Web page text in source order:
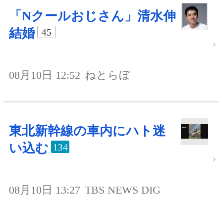
「Nクールおじさん」清水伸
結婚
45
08月10日 12:52 ねとらぼ
東北新幹線の車内にハト迷
い込む 134
08月10日 13:27 TBS NEWS DIG